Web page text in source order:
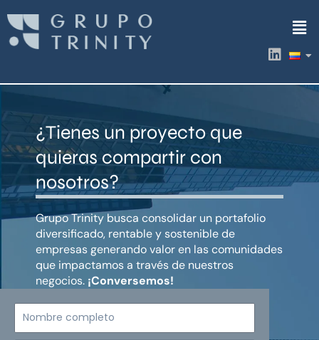
contenido
L
i
k
i
¿Tienes un proyecto que
quieras compartir con
nosotros?
Grupo Trinity busca consolidar un portafolio
diversificado, rentable y sostenible de
empresas generando valor en las comunidades
que impactamos a través de nuestros
negocios. ¡Conversemos!